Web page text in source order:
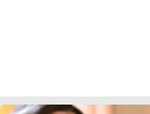
LACAPITALENEWS.IT